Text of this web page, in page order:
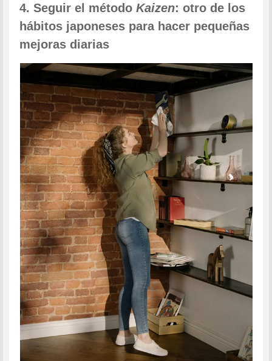
4. Seguir el métodoKaizen: otro de los
hábitos japoneses para hacer pequeñas
mejoras diarias